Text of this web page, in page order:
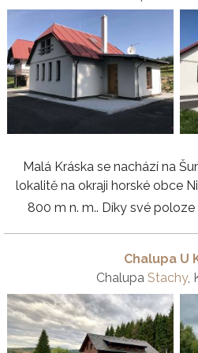
Malá Kráska se nachází na
lokalitě na okraji horské obce
800 m n. m.. Díky své poloze
Chalupa U
Chalupa Stachy,